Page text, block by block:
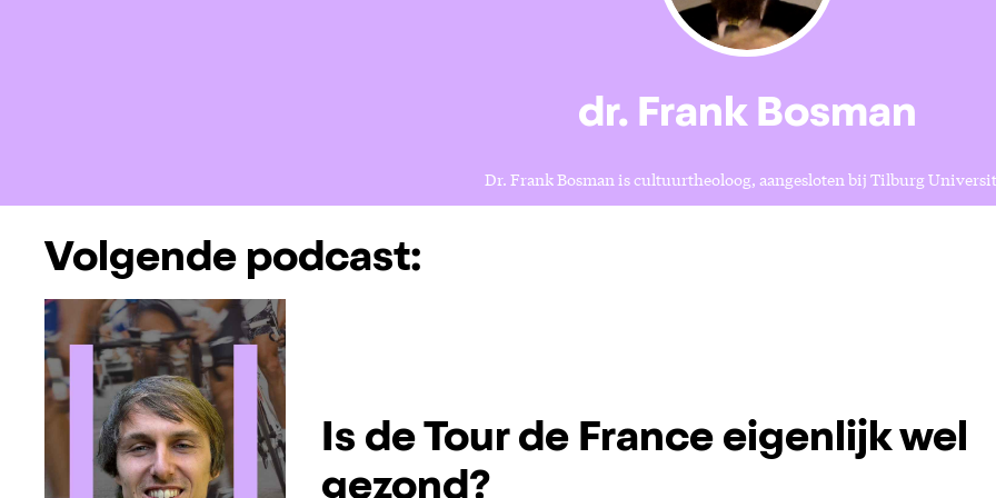
dr. Frank Bosman
Dr. Frank Bosman is cultuurtheoloog, aangesloten bij Tilburg
Volgende podcast:
Is de Tour de France eigenlijk wel